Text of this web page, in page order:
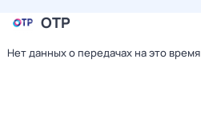
ОТР
Нет данных о передачах на это время